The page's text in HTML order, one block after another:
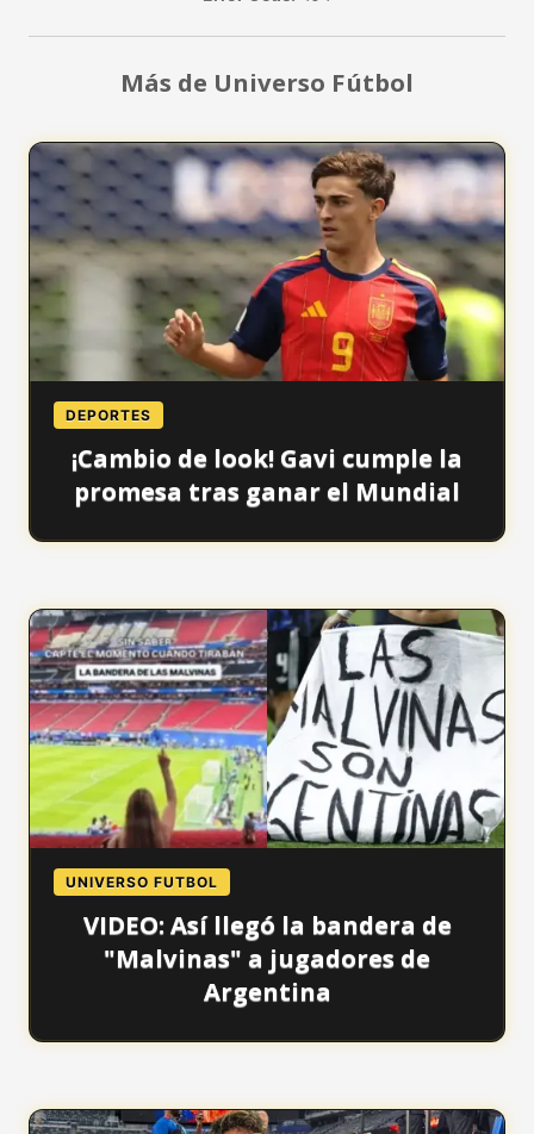
Más de Universo Fútbol
DEPORTES
¡Cambio de look! Gavi cumple la
promesa tras ganar el Mundial
UNIVERSO FUTBOL
VIDEO: Así llegó la bandera de
"Malvinas" a jugadores de
Argentina